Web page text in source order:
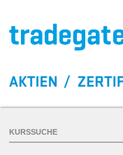
KURSSUCHE